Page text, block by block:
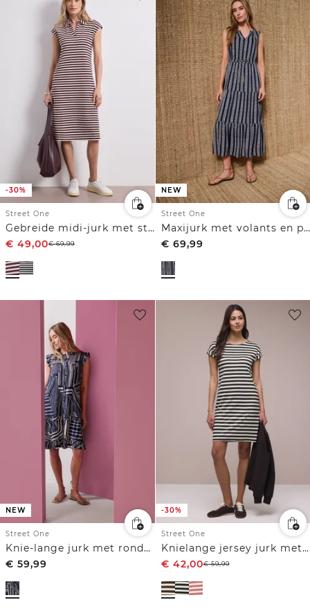
-30%
Street One
Gebreide midi-jurk met strepen
€ 49,00€69,99
NEW
Street One
Maxijurk met volants en print
€ 69,99
NEW
Street One
Knie-lange jurk met ronde hals en print
€ 59,99
-30%
Street One
Knielange jersey jurk met strepen
€ 42,00€59,99